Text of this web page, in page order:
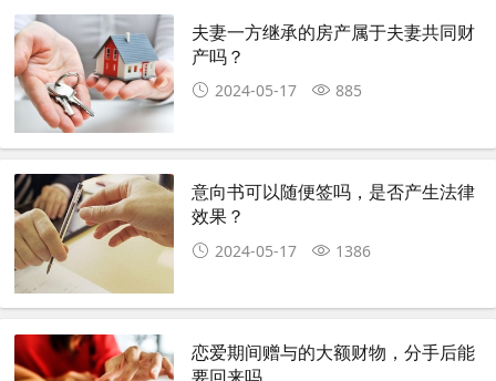
夫妻一方继承的房产属于夫妻共同财
产吗？
2024-05-17 885
意向书可以随便签吗，是否产生法律
效果？
2024-05-17 1386
恋爱期间赠与的大额财物，分手后能
要回来吗